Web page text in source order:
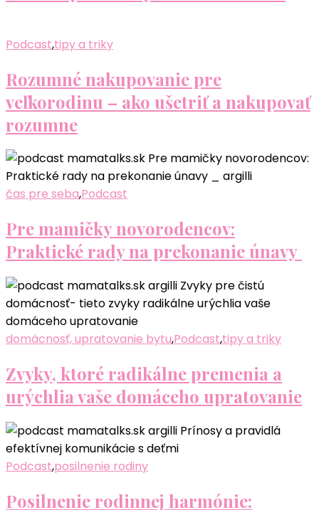
Podcast,tipy a triky
Rozumné nakupovanie pre
veľkorodinu – ako ušetriť a nakupovať
rozumne
čas pre seba,Podcast
Pre mamičky novorodencov:
Praktické rady na prekonanie únavy
domácnosť, upratovanie bytu,Podcast,tipy a triky
Zvyky, ktoré radikálne premenia a
urýchlia vaše domáceho upratovanie
Podcast,posilnenie rodiny
Posilnenie rodinnej harmónie: